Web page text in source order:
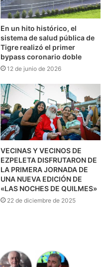
En un hito histórico, el
sistema de salud pública de
Tigre realizó el primer
bypass coronario doble
12 de junio de 2026
VECINAS Y VECINOS DE
EZPELETA DISFRUTARON DE
LA PRIMERA JORNADA DE
UNA NUEVA EDICIÓN DE
«LAS NOCHES DE QUILMES»
22 de diciembre de 2025